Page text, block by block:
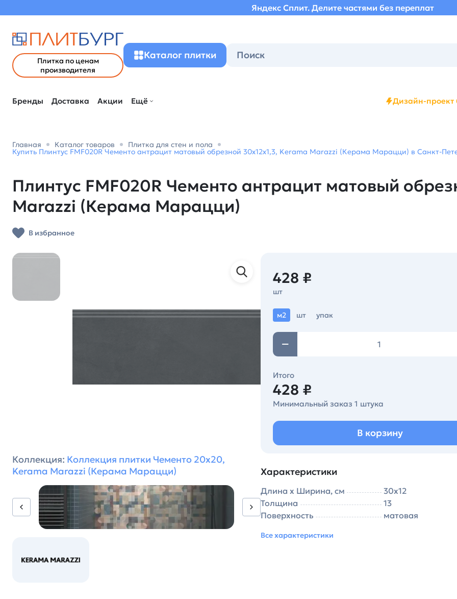
Яндекс Сплит. Делите частями без переплат
Плитка по ценам
производителя
Каталог плитки
Бренды Доставка Акции Ещё Дизайн-проект
Главная Каталог товаров Плитка для стен и пола
Купить Плинтус FMF020R Чементо антрацит матовый обрезной 30x12x1,3, Kerama Marazzi (Керама Марацци) в Санкт-
Плинтус FMF020R Чементо антрацит матовый
Marazzi (Керама Марацци)
В избранное
Коллекция: Коллекция плитки Чементо 20x20,
Kerama Marazzi (Керама Марацци)
428 ₽
шт
м2 шт упак
Итого
428 ₽
Минимальный заказ 1 штука
В корзину
Характеристики
Длина х Ширина, см
30х12
Толщина
13
Поверхность
матовая
Все характеристики